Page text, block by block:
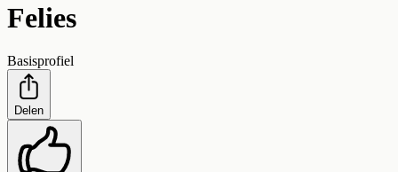
Felies
Basisprofiel
Delen